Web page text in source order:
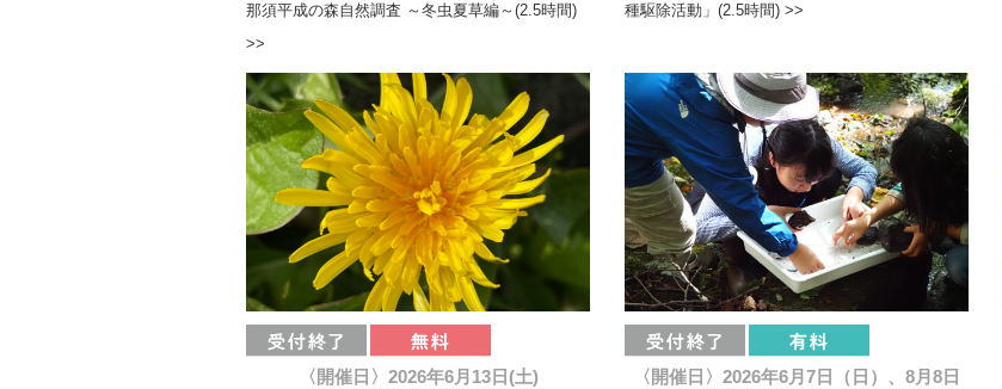
那須平成の森自然調査 ～冬虫夏草編～(2.5時間)
>>
種駆除活動」(2.5時間) >>
〈開催日〉2026年6月13日(土) 〈開催日〉2026年6月7日（日）、8月8日